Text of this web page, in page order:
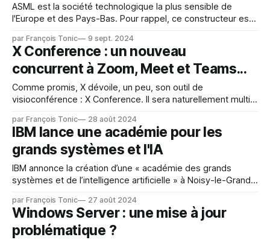
ASML est la société technologique la plus sensible de
l'Europe et des Pays-Bas. Pour rappel, ce constructeur est
lithographie par ultraviolet. Le gouvernement a décidé de
regarder plus attentivement l'exportation des machines
pour garder le contrôle de
par François Tonic 9 sept. 2024
X Conference : un nouveau
concurrent à Zoom, Meet et Teams...
Comme promis, X dévoile, un peu, son outil de
visioconférence : X Conference. Il sera naturellement multi-
rumeurs et éléments circulent : notifications améliorées,
traduction à la volée, audio spatial. Pour le moment, l'outil
est utilisé en interne. Plusieurs questions
par François Tonic 28 août 2024
IBM lance une académie pour les
grands systèmes et l'IA
IBM annonce la création d’une « académie des grands
systèmes et de l’intelligence artificielle » à Noisy-le-Grand
de France Travail Ile-de-France et de l’OPCO Atlas. Des
entreprises comme AXA, BNP Paribas Partners for
Innovation, Crédit Agricole
par François Tonic 27 août 2024
Windows Server : une mise à jour
problématique ?